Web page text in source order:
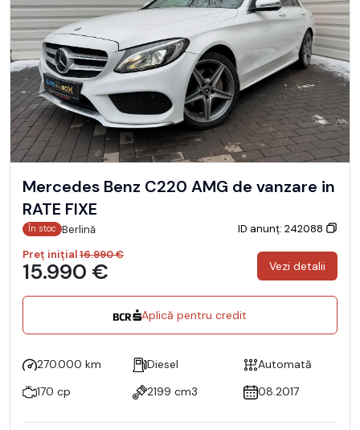
Mercedes Benz C220 AMG de vanzare in
RATE FIXE
În stoc Berlină
ID anunț: 242088
Preț inițial16.990 €
15.990 € Vezi detalii
Aplică pentru credit
270.000 km Diesel
Automată
170 cp
2199 cm3 08.2017